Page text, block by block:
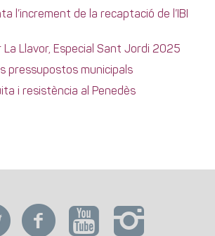
l’increment de la recaptació de l’IBI
La Llavor, Especial Sant Jordi 2025
pressupostos municipals
i resistència al Penedès